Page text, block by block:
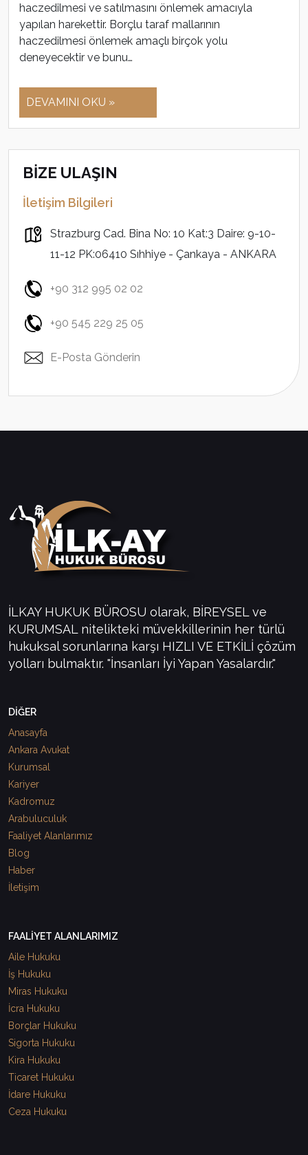
haczedilmesi ve satılmasını önlemek amacıyla
yapılan harekettir. Borçlu taraf mallarının
haczedilmesi önlemek amaçlı birçok yolu
deneyecektir ve bunu…
DEVAMINI OKU »
BİZE ULAŞIN
İletişim Bilgileri
Strazburg Cad. Bina No: 10 Kat:3 Daire: 9-10-
11-12 PK:06410 Sıhhiye - Çankaya - ANKARA
+90 312 995 02 02
+90 545 229 25 05
E-Posta Gönderin
İLKAY HUKUK BÜROSU olarak, BİREYSEL ve
KURUMSAL nitelikteki müvekkillerinin her türlü
hukuksal sorunlarına karşı HIZLI VE ETKİLİ çözüm
yolları bulmaktır. "İnsanları İyi Yapan Yasalardır."
DİĞER
Anasayfa
Ankara Avukat
Kurumsal
Kariyer
Kadromuz
Arabuluculuk
Faaliyet Alanlarımız
Blog
Haber
İletişim
FAALİYET ALANLARIMIZ
Aile Hukuku
İş Hukuku
Miras Hukuku
İcra Hukuku
Borçlar Hukuku
Sigorta Hukuku
Kira Hukuku
Ticaret Hukuku
İdare Hukuku
Ceza Hukuku